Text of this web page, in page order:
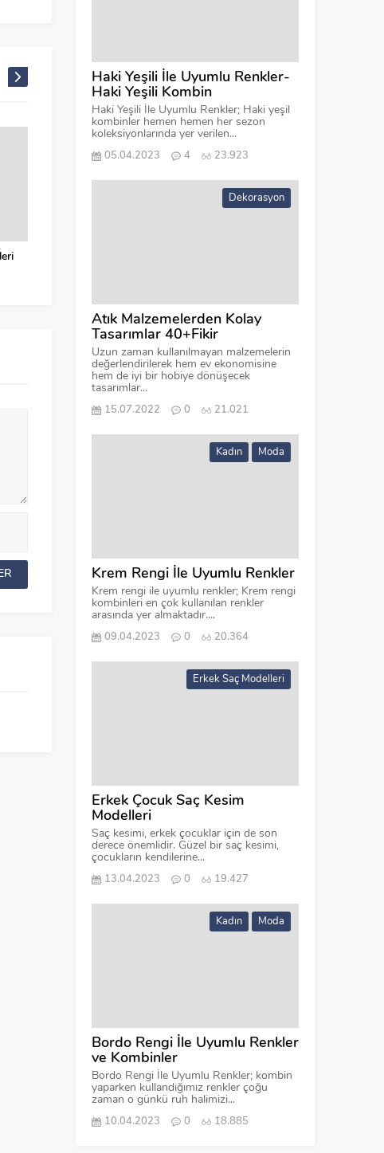
Haki Yeşili İle Uyumlu Renkler-
Haki Yeşili Kombin
Haki Yeşili İle Uyumlu Renkler; Haki yeşil
kombinler hemen hemen her sezon
koleksiyonlarında yer verilen...
05.04.2023 4 23.923
Dekorasyon
Atık Malzemelerden Kolay
Tasarımlar 40+Fikir
Uzun zaman kullanılmayan malzemelerin
değerlendirilerek hem ev ekonomisine
hem de iyi bir hobiye dönüşecek
tasarımlar...
15.07.2022 0 21.021
Kadın Moda
Krem Rengi İle Uyumlu Renkler
Krem rengi ile uyumlu renkler; Krem rengi
kombinleri en çok kullanılan renkler
arasında yer almaktadır....
09.04.2023 0 20.364
Erkek Saç Modelleri
Erkek Çocuk Saç Kesim
Modelleri
Saç kesimi, erkek çocuklar için de son
derece önemlidir. Güzel bir saç kesimi,
çocukların kendilerine...
13.04.2023 0 19.427
Kadın Moda
Bordo Rengi İle Uyumlu Renkler
ve Kombinler
Bordo Rengi İle Uyumlu Renkler; kombin
yaparken kullandığımız renkler çoğu
zaman o günkü ruh halimizi...
10.04.2023 0 18.885